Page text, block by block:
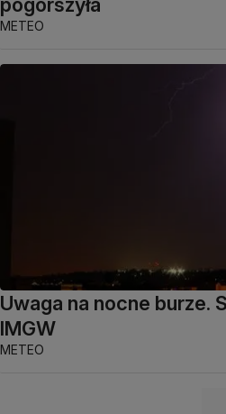
METEO
Uwaga na nocne burze.
IMGW
METEO